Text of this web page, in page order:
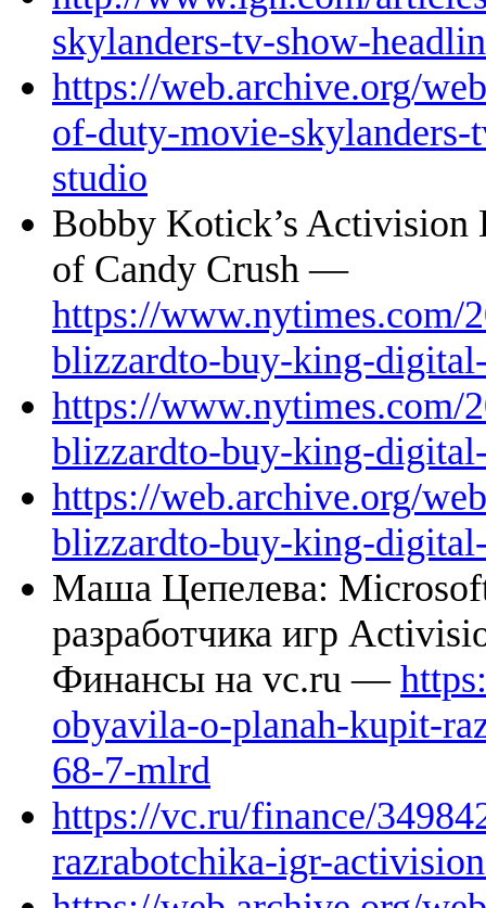
skylanders-tv-show-
https://web.archive.org/
of-duty-movie-
studio
Bobby Kotick’s
of Candy Crush —
https://www.nytimes.com/
blizzardto-buy-king-
https://www.nytimes.com/
blizzardto-buy-king-
https://web.archive.org/
blizzardto-buy-king-
Маша Цепелева:
разработчика игр
Финансы на vc.ru —
obyavila-o-planah-kupit-
68-7-mlrd
https://vc.ru/finance/
razrabotchika-igr-